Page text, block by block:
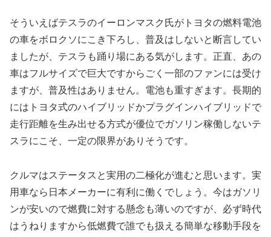
そういえばテスラのイーロンマスク氏がトヨタの燃料電池
の車をボロクソにこき下ろし、普及はしないと断言してい
ましたが、テスラも踊り場にある気がします。正直、あの
車はフルサイズで巨大ですからごく一部のファンには受け
ますが、普及性はありません。電池も重すぎます。長期的
にはトヨタ式のハイブリッドかプラグインハイブリッドで
走行距離を生み出せる方式が優位でガソリン稼働しないテ
スラにこそ、一定の限界がありそうです。
クルマはステータスと実用の二極化が進むと思います。実
用車なら日本メーカーに有利に働くでしょう。今はガソリ
ンが安いので燃費に対する懸念も薄いのですが、必ず時代
はうねりますから低燃費で誰でも扱える簡単な移動手段を